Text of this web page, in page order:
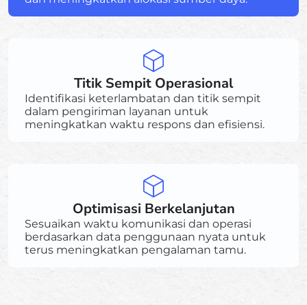
Titik Sempit Operasional
Identifikasi keterlambatan dan titik sempit
dalam pengiriman layanan untuk
meningkatkan waktu respons dan efisiensi.
Optimisasi Berkelanjutan
Sesuaikan waktu komunikasi dan operasi
berdasarkan data penggunaan nyata untuk
terus meningkatkan pengalaman tamu.